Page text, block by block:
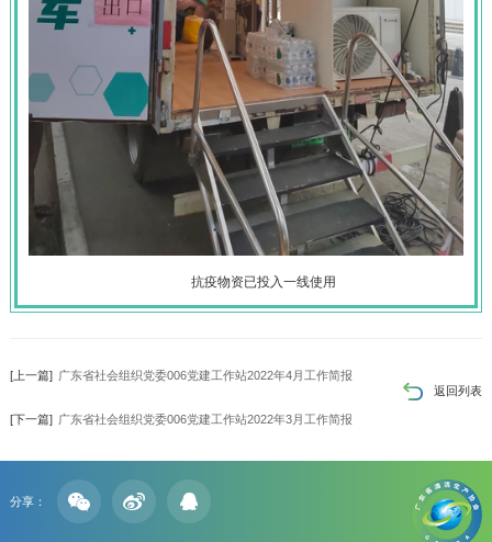
抗疫物资已投入一线使用
返回列表
[上一篇] 广东省社会组织党委006党建工作站2022年4月工作简报
[下一篇] 广东省社会组织党委006党建工作站2022年3月工作简报
分享：